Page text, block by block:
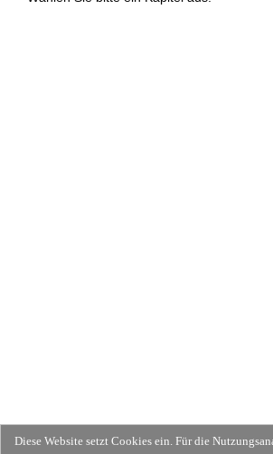
Diese Website setzt Cookies ein. Für die